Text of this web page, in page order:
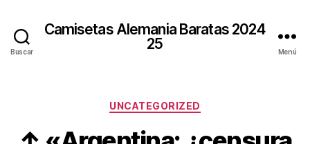
Buscar
Camisetas Alemania Baratas 2024
25
Menú
Categorías
UNCATEGORIZED